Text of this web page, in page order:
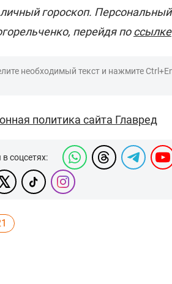
гороскоп. Персональный
перейдя поссылке
необходимый текст и нажмите
политика сайта Главред
соцсетях: